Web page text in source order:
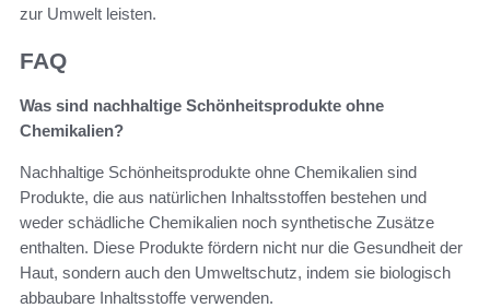
zur Umwelt leisten.
FAQ
Was sind nachhaltige Schönheitsprodukte ohne
Chemikalien?
Nachhaltige Schönheitsprodukte ohne Chemikalien sind
Produkte, die aus natürlichen Inhaltsstoffen bestehen und
weder schädliche Chemikalien noch synthetische Zusätze
enthalten. Diese Produkte fördern nicht nur die Gesundheit der
Haut, sondern auch den Umweltschutz, indem sie biologisch
abbaubare Inhaltsstoffe verwenden.